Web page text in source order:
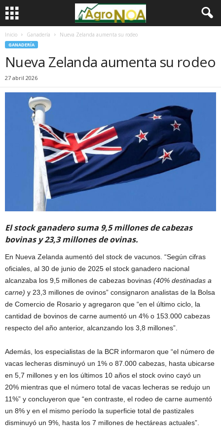
Inicio Ganadería Nueva Zelanda aumenta su rodeo
GANADERÍA
Nueva Zelanda aumenta su rodeo
27 abril 2026
El stock ganadero suma 9,5 millones de cabezas
bovinas y 23,3 millones de ovinas.
En Nueva Zelanda aumentó del stock de vacunos. “Según cifras
oficiales, al 30 de junio de 2025 el stock ganadero nacional
alcanzaba los 9,5 millones de cabezas bovinas (40% destinadas a
carne) y 23,3 millones de ovinos” consignaron analistas de la Bolsa
de Comercio de Rosario y agregaron que “en el último ciclo, la
cantidad de bovinos de carne aumentó un 4% o 153.000 cabezas
respecto del año anterior, alcanzando los 3,8 millones”.
Además, los especialistas de la BCR informaron que “el número de
vacas lecheras disminuyó un 1% o 87.000 cabezas, hasta ubicarse
en 5,7 millones y en los últimos 10 años el stock ovino cayó un
20% mientras que el número total de vacas lecheras se redujo un
11%” y concluyeron que “en contraste, el rodeo de carne aumentó
un 8% y en el mismo período la superficie total de pastizales
disminuyó un 9%, hasta los 7 millones de hectáreas actuales”.